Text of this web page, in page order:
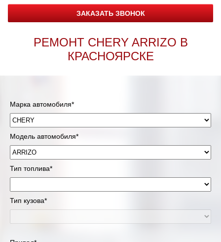
ЗАКАЗАТЬ ЗВОНОК
РЕМОНТ CHERY ARRIZO В
КРАСНОЯРСКЕ
Марка автомобиля*
Модель автомобиля*
Тип топлива*
Тип кузова*